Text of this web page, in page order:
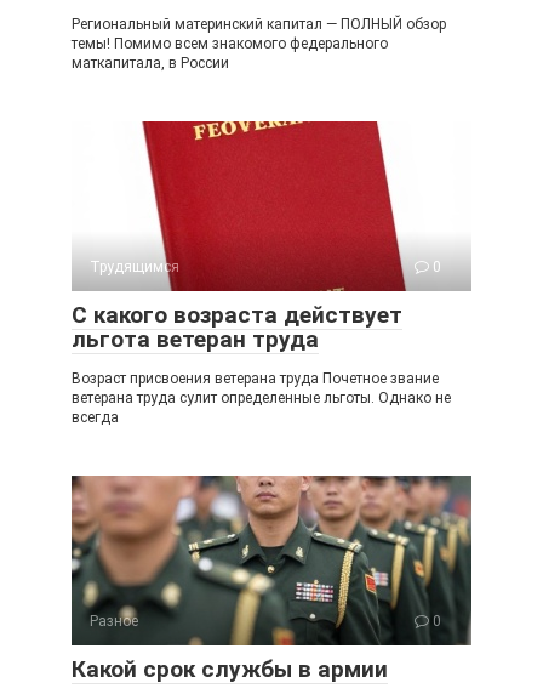
Региональный материнский капитал — ПОЛНЫЙ обзор
темы! Помимо всем знакомого федерального
маткапитала, в России
Трудящимся 0
С какого возраста действует
льгота ветеран труда
Возраст присвоения ветерана труда Почетное звание
ветерана труда сулит определенные льготы. Однако не
всегда
Разное 0
Какой срок службы в армии